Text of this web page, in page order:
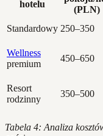
hotelu
(PLN)
Standardowy 250–350
Wellness
premium
450–650
Resort
rodzinny
350–500
Tabela 4: Analiza